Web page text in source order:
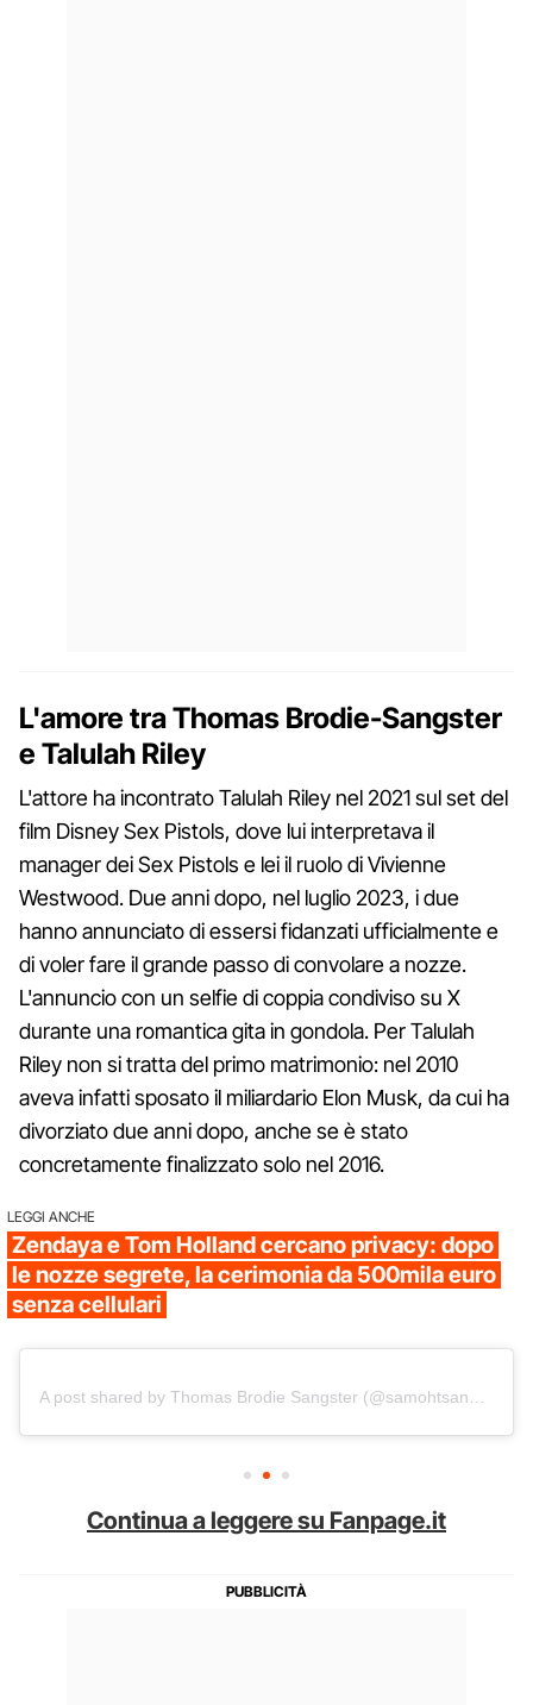
L'amore tra Thomas Brodie-Sangster
e Talulah Riley
L'attore ha incontrato Talulah Riley nel 2021 sul set del
film Disney Sex Pistols, dove lui interpretava il
manager dei Sex Pistols e lei il ruolo di Vivienne
Westwood. Due anni dopo, nel luglio 2023, i due
hanno annunciato di essersi fidanzati ufficialmente e
di voler fare il grande passo di convolare a nozze.
L'annuncio con un selfie di coppia condiviso su X
durante una romantica gita in gondola. Per Talulah
Riley non si tratta del primo matrimonio: nel 2010
aveva infatti sposato il miliardario Elon Musk, da cui ha
divorziato due anni dopo, anche se è stato
concretamente finalizzato solo nel 2016.
LEGGI ANCHE
Zendaya e Tom Holland cercano privacy: dopo
le nozze segrete, la cerimonia da 500mila euro
senza cellulari
Continua a leggere su Fanpage.it